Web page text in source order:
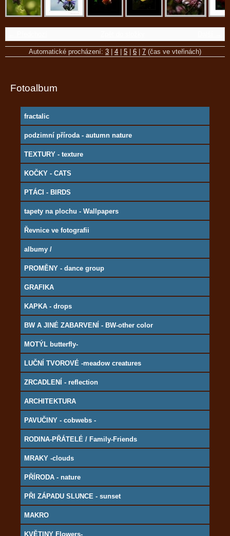
Automatické procházení: 3 | 4 | 5 | 6 | 7 (čas ve vteřinách)
Fotoalbum
fractalic
podzimní příroda - autumn nature
TEXTURY - texture
KOČKY - CATS
PTÁCI - BIRDS
tapety na plochu - Wallpapers
Řevnice ve fotografii
albumy /
PROMĚNY - dance group
GRAFIKA
KAPKA - drops
BW A JINÉ ZABARVENÍ - BW-other color
MOTÝL butterfly-
LUČNÍ TVOROVÉ -meadow creatures
ZRCADLENÍ - reflection
ARCHITEKTURA
PAVUČINY - cobwebs -
RODINA-PŘÁTELÉ / Family-Friends
MRAKY -clouds
PŘÍRODA - nature
PŘI ZÁPADU SLUNCE - sunset
MAKRO
KVĚTINY Flowers-